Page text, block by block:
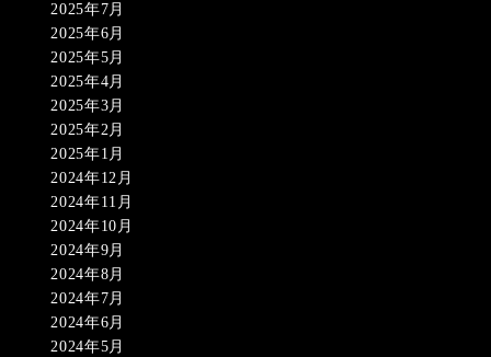
2025年7月
2025年6月
2025年5月
2025年4月
2025年3月
2025年2月
2025年1月
2024年12月
2024年11月
2024年10月
2024年9月
2024年8月
2024年7月
2024年6月
2024年5月